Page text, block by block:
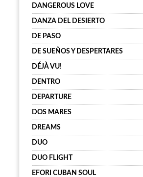
DANGEROUS LOVE
DANZA DEL DESIERTO
DE PASO
DE SUEÑOS Y DESPERTARES
DÉJÀ VU!
DENTRO
DEPARTURE
DOS MARES
DREAMS
DUO
DUO FLIGHT
EFORI CUBAN SOUL